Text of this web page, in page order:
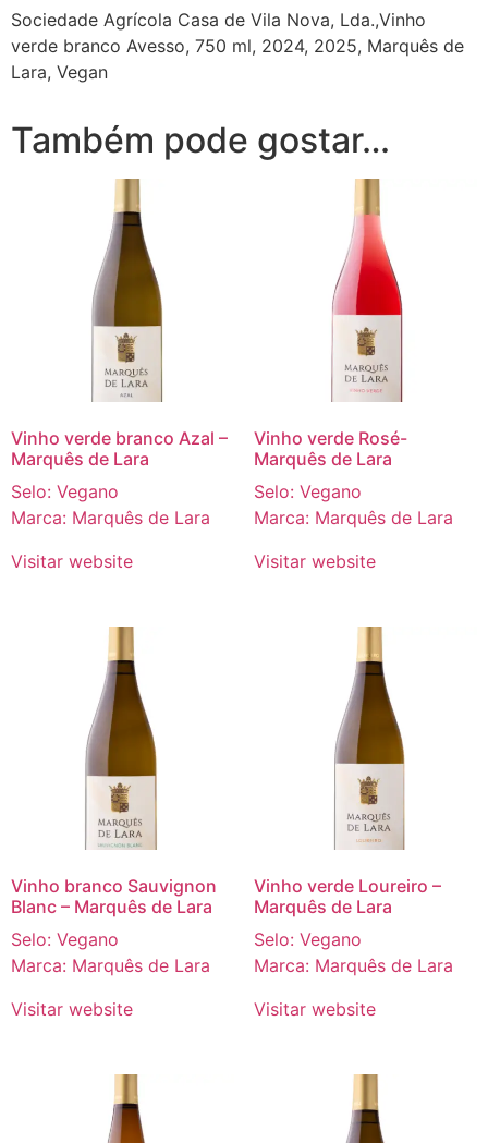
Sociedade Agrícola Casa de Vila Nova, Lda.,Vinho
verde branco Avesso, 750 ml, 2024, 2025, Marquês de
Lara, Vegan
Também pode gostar…
Vinho verde branco Azal –
Marquês de Lara
Selo: Vegano
Marca: Marquês de Lara
Visitar website
Vinho verde Rosé-
Marquês de Lara
Selo: Vegano
Marca: Marquês de Lara
Visitar website
Vinho branco Sauvignon
Blanc – Marquês de Lara
Selo: Vegano
Marca: Marquês de Lara
Visitar website
Vinho verde Loureiro –
Marquês de Lara
Selo: Vegano
Marca: Marquês de Lara
Visitar website